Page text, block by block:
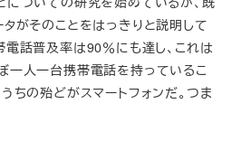
がそのことをはっきりと説明して
電話普及率は90％にも達し、これは
一人一台携帯電話を持っているこ
ちの殆どがスマートフォンだ。つま